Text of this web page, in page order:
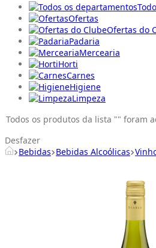
Ofertas
Ofertas do
Padaria
Mercearia
Horti
Carnes
Higiene
Limpeza
Todos os produtos da lista "" foram
Desfazer
Bebidas Bebidas Alcoólicas